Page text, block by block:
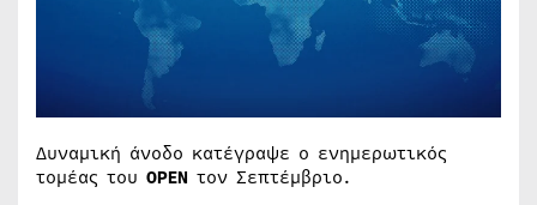
Δυναμική άνοδο κατέγραψε ο ενημερωτικός
τομέας του ΟΡΕΝ τον Σεπτέμβριο.